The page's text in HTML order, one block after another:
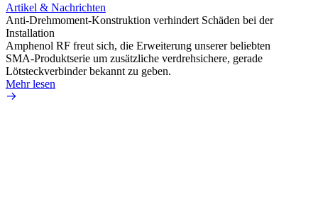
Artikel & Nachrichten
Anti-Drehmoment-Konstruktion verhindert Schäden bei der
Installation
Amphenol RF freut sich, die Erweiterung unserer beliebten
SMA-Produktserie um zusätzliche verdrehsichere, gerade
Lötsteckverbinder bekannt zu geben.
Mehr lesen